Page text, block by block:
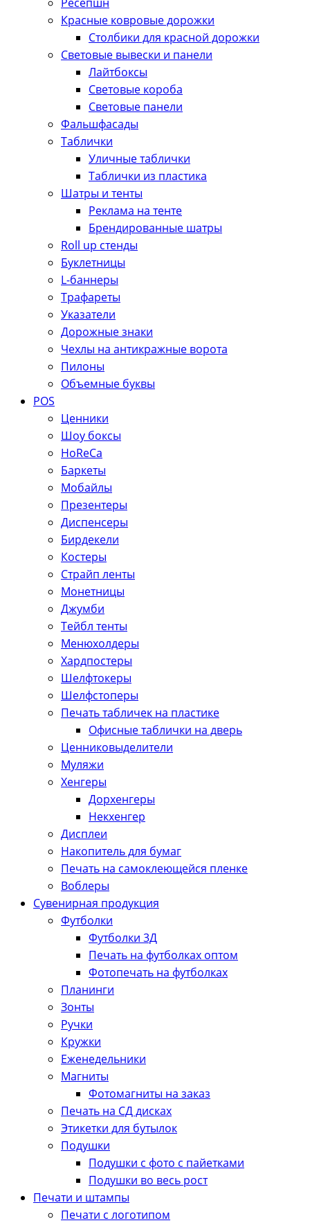
Красные ковровые дорожки
Столбики для красной дорожки
Световые вывески и панели
Лайтбоксы
Световые короба
Световые панели
Фальшфасады
Таблички
Уличные таблички
Таблички из пластика
Шатры и тенты
Реклама на тенте
Брендированные шатры
Roll up стенды
Буклетницы
L-баннеры
Трафареты
Указатели
Дорожные знаки
Чехлы на антикражные ворота
Пилоны
Объемные буквы
POS
Ценники
Шоу боксы
HoReCa
Баркеты
Мобайлы
Презентеры
Диспенсеры
Бирдекели
Костеры
Страйп ленты
Монетницы
Джумби
Тейбл тенты
Менюхолдеры
Хардпостеры
Шелфтокеры
Шелфстоперы
Печать табличек на пластике
Офисные таблички на дверь
Ценниковыделители
Муляжи
Хенгеры
Дорхенгеры
Некхенгер
Дисплеи
Накопитель для бумаг
Печать на самоклеющейся пленке
Воблеры
Сувенирная продукция
Футболки
Футболки 3Д
Печать на футболках оптом
Фотопечать на футболках
Планинги
Зонты
Ручки
Кружки
Еженедельники
Магниты
Фотомагниты на заказ
Печать на СД дисках
Этикетки для бутылок
Подушки
Подушки с фото с пайетками
Подушки во весь рост
Печати и штампы
Печати с логотипом